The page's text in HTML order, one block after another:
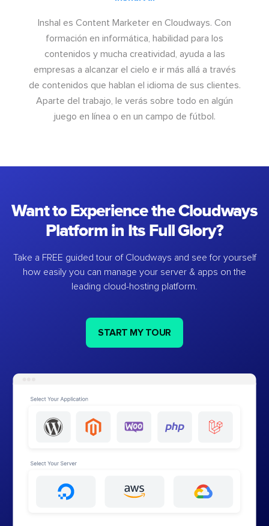
Inshal es Content Marketer en Cloudways. Con
formación en informática, habilidad para los
contenidos y mucha creatividad, ayuda a las
empresas a alcanzar el cielo e ir más allá a través
de contenidos que hablan el idioma de sus clientes.
Aparte del trabajo, le verás sobre todo en algún
juego en línea o en un campo de fútbol.
Want to Experience the Cloudways
Platform in Its Full Glory?
Take a FREE guided tour of Cloudways and see for yourself
how easily you can manage your server & apps on the
leading cloud-hosting platform.
START MY TOUR